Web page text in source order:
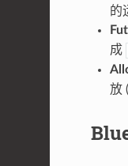
的
成
放